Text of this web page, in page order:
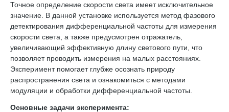
Точное определение скорости света имеет исключительное
значение. В данной установке используется метод фазового
детектирования дифференциальной частоты для измерения
скорости света, а также предусмотрен отражатель,
увеличивающий эффективную длину светового пути, что
позволяет проводить измерения на малых расстояниях.
Эксперимент помогает глубже осознать природу
распространения света и ознакомиться с методами
модуляции и обработки дифференциальной частоты.
Основные задачи эксперимента: